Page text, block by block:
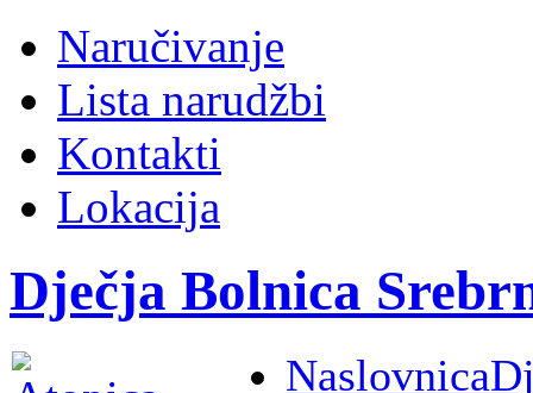
Naručivanje
Lista narudžbi
Kontakti
Lokacija
Dječja Bolnica
Naslovnica